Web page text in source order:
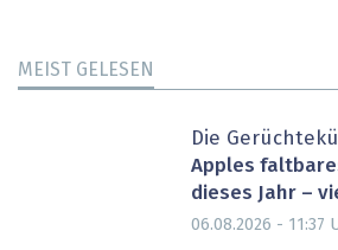
MEIST GELESEN
Die
Apples
dieses Jahr –
06.08.2026 - 11:37